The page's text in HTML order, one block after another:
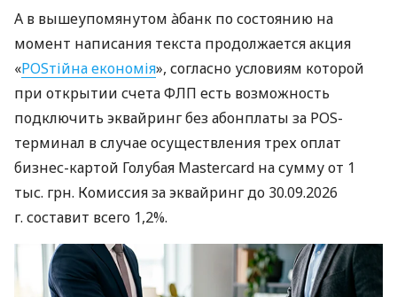
А в вышеупомянутом àбанк по состоянию на
момент написания текста продолжается акция
«POSтійна економія», согласно условиям которой
при открытии счета ФЛП есть возможность
подключить эквайринг без абонплаты за POS-
терминал в случае осуществления трех оплат
бизнес-картой Голубая Mastercard на сумму от 1
тыс. грн. Комиссия за эквайринг до 30.09.2026
г. составит всего 1,2%.